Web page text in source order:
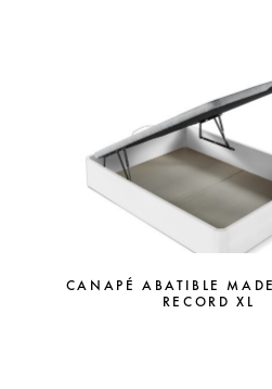
CANAPÉ ABATIBLE
RECORD XL